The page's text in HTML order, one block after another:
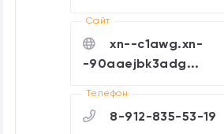
Cайт
xn--c1awg.xn-
-90aaejbk3adg...
Телефон
8-912-835-53-19